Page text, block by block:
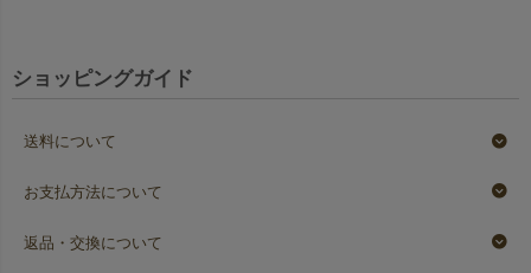
ショッピングガイド
送料について
お支払方法について
返品・交換について